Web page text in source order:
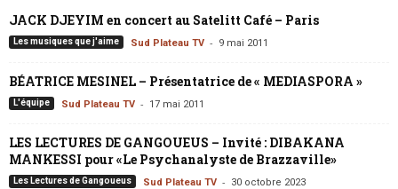
JACK DJEYIM en concert au Satelitt Café – Paris
Les musiques que j'aime Sud Plateau TV - 9 mai 2011
BÉATRICE MESINEL – Présentatrice de « MEDIASPORA »
L'équipe Sud Plateau TV - 17 mai 2011
LES LECTURES DE GANGOUEUS – Invité : DIBAKANA
MANKESSI pour «Le Psychanalyste de Brazzaville»
Les Lectures de Gangoueus Sud Plateau TV - 30 octobre 2023